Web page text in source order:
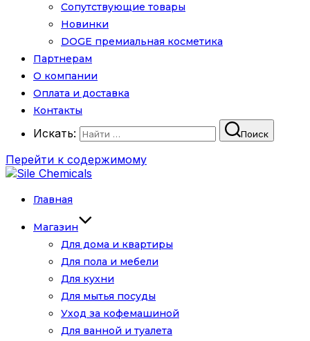
Сопутствующие товары
Новинки
DOGE премиальная косметика
Партнерам
О компании
Оплата и доставка
Контакты
Искать: Поиск
Перейти к содержимому
Главная
Магазин
Для дома и квартиры
Для пола и мебели
Для кухни
Для мытья посуды
Уход за кофемашиной
Для ванной и туалета